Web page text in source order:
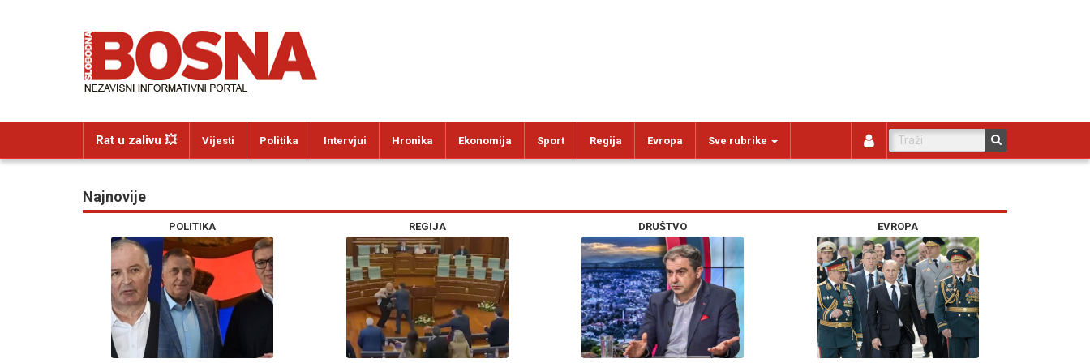
Rat u zalivu 💥 Vijesti Politika Intervjui Hronika Ekonomija Sport Regija Evropa Sve rubrike
Najnovije
POLITIKA REGIJA DRUŠTVO EVROPA